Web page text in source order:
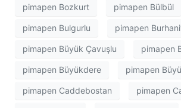
pimapen Bozkurt pimapen Bülbül
pimapen Bulgurlu pimapen
pimapen Büyük Çavuşlu pimapen
pimapen Büyükdere pimapen
pimapen Caddebostan pimapen